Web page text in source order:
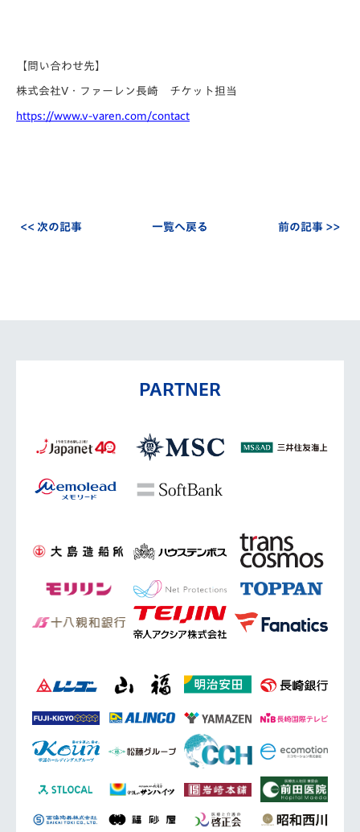
【問い合わせ先】
株式会社V・ファーレン長崎 チケット担当
https://www.v-varen.com/contact
<< 次の記事 一覧へ戻る 前の記事 >>
PARTNER